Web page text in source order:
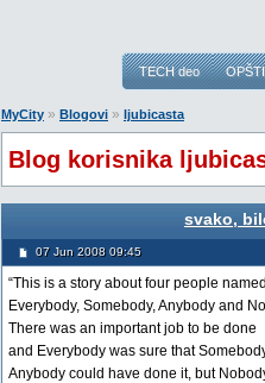
TECH deo
MyCity » Blogovi » ljubicasta
Blog korisnika
svako,
07 Jun 2008 09:45
“This is a story about four people named
Everybody, Somebody, Anybody and
There was an important job to be done
and Everybody was sure that
Anybody could have done it, but